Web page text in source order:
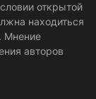
открытой
находиться
Мнение
авторов